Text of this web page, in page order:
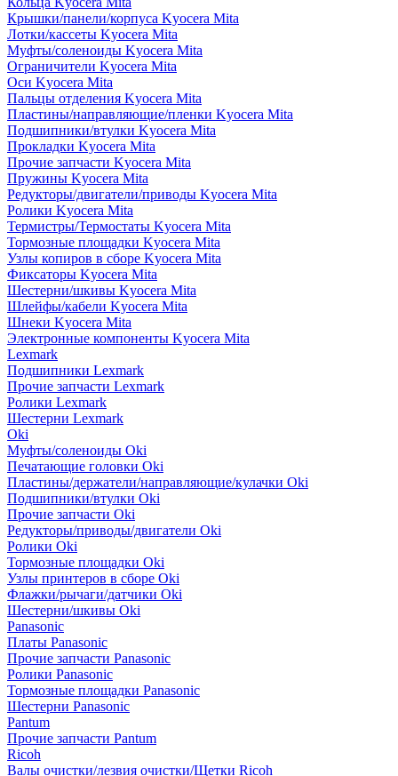
Крышки/панели/корпуса Kyocera Mita
Лотки/кассеты Kyocera Mita
Муфты/соленоиды Kyocera Mita
Ограничители Kyocera Mita
Оси Kyocera Mita
Пальцы отделения Kyocera Mita
Пластины/направляющие/пленки Kyocera Mita
Подшипники/втулки Kyocera Mita
Прокладки Kyocera Mita
Прочие запчасти Kyocera Mita
Пружины Kyocera Mita
Редукторы/двигатели/приводы Kyocera Mita
Ролики Kyocera Mita
Термистры/Термостаты Kyocera Mita
Тормозные площадки Kyocera Mita
Узлы копиров в сборе Kyocera Mita
Фиксаторы Kyocera Mita
Шестерни/шкивы Kyocera Mita
Шлейфы/кабели Kyocera Mita
Шнеки Kyocera Mita
Электронные компоненты Kyocera Mita
Lexmark
Подшипники Lexmark
Прочие запчасти Lexmark
Ролики Lexmark
Шестерни Lexmark
Oki
Муфты/соленоиды Oki
Печатающие головки Oki
Пластины/держатели/направляющие/кулачки Oki
Подшипники/втулки Oki
Прочие запчасти Oki
Редукторы/приводы/двигатели Oki
Ролики Oki
Тормозные площадки Oki
Узлы принтеров в сборе Oki
Флажки/рычаги/датчики Oki
Шестерни/шкивы Oki
Panasonic
Платы Panasonic
Прочие запчасти Panasonic
Ролики Panasonic
Тормозные площадки Panasonic
Шестерни Panasonic
Pantum
Прочие запчасти Pantum
Ricoh
Валы очистки/лезвия очистки/Щетки Ricoh